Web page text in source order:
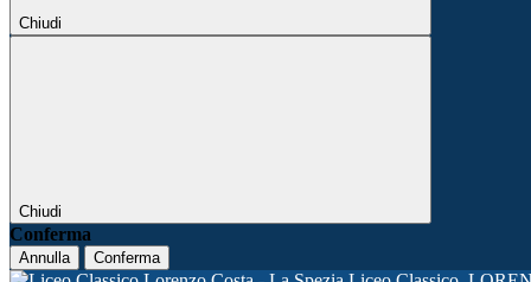
Chiudi
Chiudi
Conferma
Annulla Conferma